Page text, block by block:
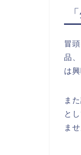
冒
品
は
ま
と
ませ